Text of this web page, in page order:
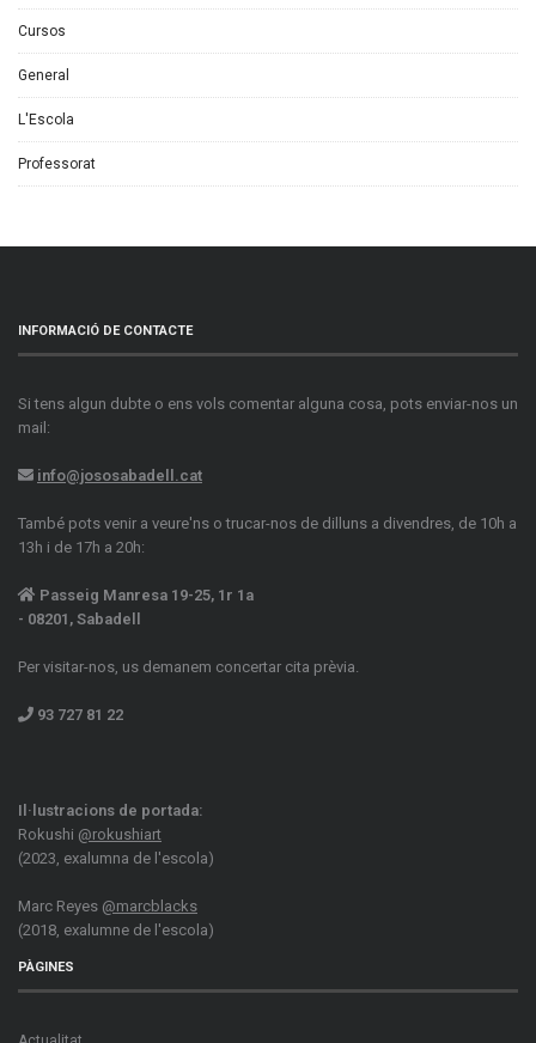
Cursos
General
L'Escola
Professorat
INFORMACIÓ DE CONTACTE
Si tens algun dubte o ens vols comentar alguna cosa, pots enviar-nos un
mail:
info@jososabadell.cat
També pots venir a veure'ns o trucar-nos de dilluns a divendres, de 10h a
13h i de 17h a 20h:
Passeig Manresa 19-25, 1r 1a
- 08201, Sabadell
Per visitar-nos, us demanem concertar cita prèvia.
93 727 81 22
Il·lustracions de portada:
Rokushi @rokushiart
(2023, exalumna de l'escola)
Marc Reyes @marcblacks
(2018, exalumne de l'escola)
PÀGINES